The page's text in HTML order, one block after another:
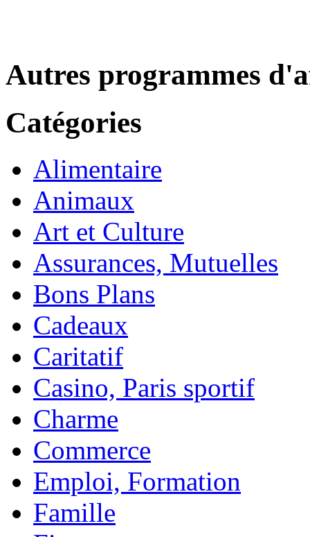
Autres programmes
Catégories
Alimentaire
Animaux
Art et Culture
Assurances, Mutuelles
Bons Plans
Cadeaux
Caritatif
Casino, Paris sportif
Charme
Commerce
Emploi, Formation
Famille